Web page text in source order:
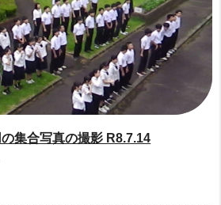
集合写真の撮影 R8.7.14